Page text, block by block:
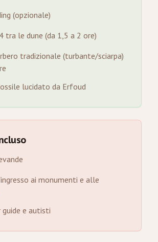
(opzionale)
tra le dune (da 1,5 a 2 ore)
tradizionale (turbante/sciarpa)
lucidato da Erfoud
ai monumenti e alle
guide e autisti